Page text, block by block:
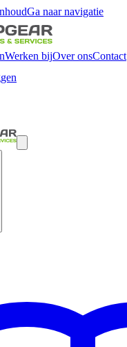
Ga naar navigatie
Werken bijOver onsContact